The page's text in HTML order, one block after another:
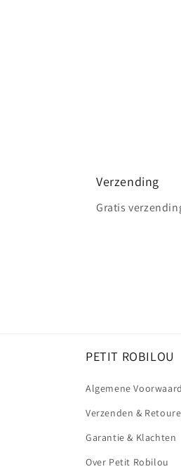
Verzending
Gratis
PETIT ROBILOU
Algemene
Verzenden &
Garantie & Klachten
Over Petit Robilou